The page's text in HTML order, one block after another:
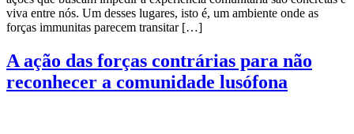
viva entre nós. Um desses lugares, isto é, um ambiente onde as
forças immunitas parecem transitar […]
A ação das forças contrárias para não
reconhecer a comunidade lusófona